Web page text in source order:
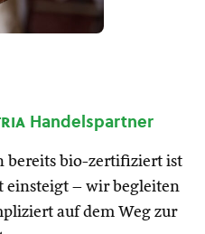
Handelspartner
bereits bio-zertifiziert ist
einsteigt – wir begleiten
auf dem Weg zur